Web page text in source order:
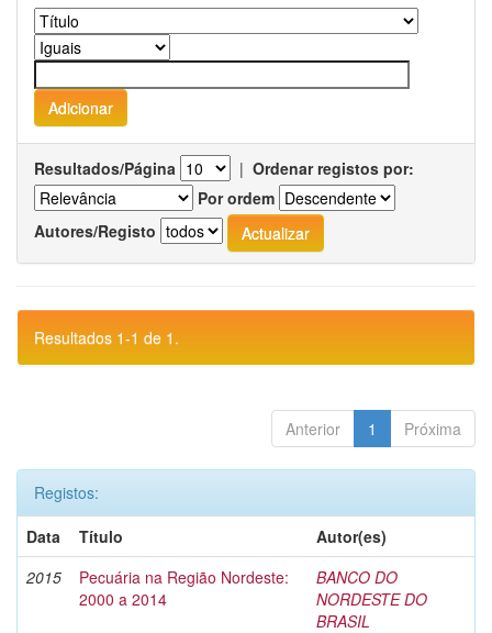
Resultados/Página | Ordenar registos por:
Por ordem
Autores/Registo
Resultados 1-1 de 1.
Anterior 1 Próxima
Registos:
Data
Título
Autor(es)
2015
Pecuária na Região Nordeste:
2000 a 2014
BANCO DO
NORDESTE DO
BRASIL